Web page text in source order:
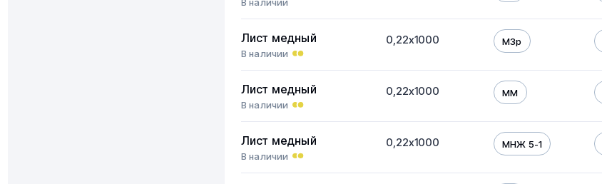
В наличии
Лист медный
В наличии
0,22х1000 М3р
Лист медный
В наличии
0,22х1000 ММ
Лист медный
В наличии
0,22х1000 МНЖ 5-1